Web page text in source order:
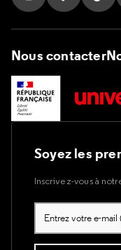
Suivez nous sur
Suivez
Nous contacter
Soyez les
Inscrivez-vous à